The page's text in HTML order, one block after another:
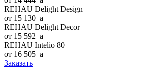
REHAU Delight Design
от 15 130 a
REHAU Delight Decor
от 15 592 a
REHAU Intelio 80
от 16 505 a
Заказать